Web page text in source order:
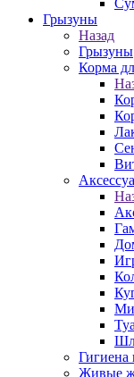
Грызуны
Назад
Грызуны
Корма
Гигиена
Живые